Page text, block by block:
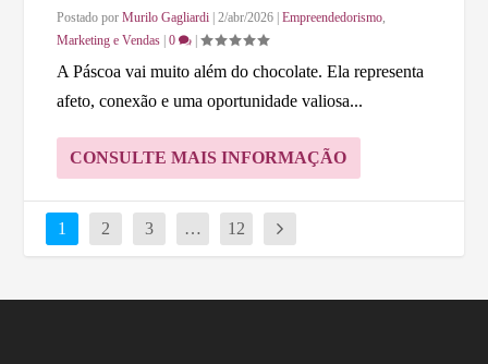
Postado porMurilo Gagliardi |2/abr/2026 |Empreendedorismo
Marketing e Vendas |0 |
A Páscoa vai muito além do chocolate. Ela representa
afeto, conexão e uma oportunidade valiosa...
CONSULTE MAIS INFORMAÇÃO
1 2 3 … 12